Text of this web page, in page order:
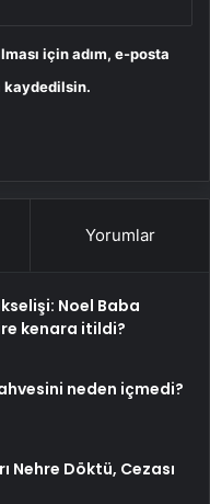
için adım, e-posta
kaydedilsin.
Yorumlar
Noel Baba
kenara itildi?
neden içmedi?
Nehre Döktü, Cezası